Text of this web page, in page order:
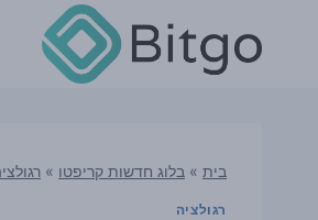
בית » בלוג חדשות קריפטו »
רגולציה